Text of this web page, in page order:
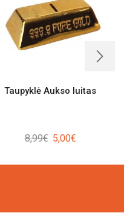
Taupyklė Aukso luitas
8,99€ Original
was:
5,00€Current
is: